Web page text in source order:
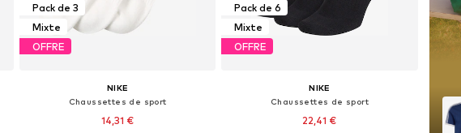
Pack de 3
Mixte
OFFRE
NIKE
Chaussettes de sport
14,31 €
Pack de 6
Mixte
OFFRE
NIKE
Chaussettes de sport
22,41 €